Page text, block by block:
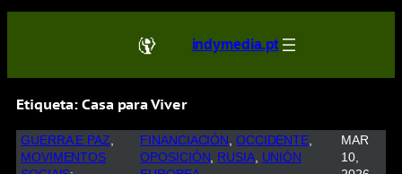
indymedia.pt
Etiqueta:Casa para Viver
GUERRA E PAZ
MOVIMENTOS
FINANCIACIÓN , OCCIDENTE
OPOSICIÓN, RUSIA, UNIÓN
MAR
10,